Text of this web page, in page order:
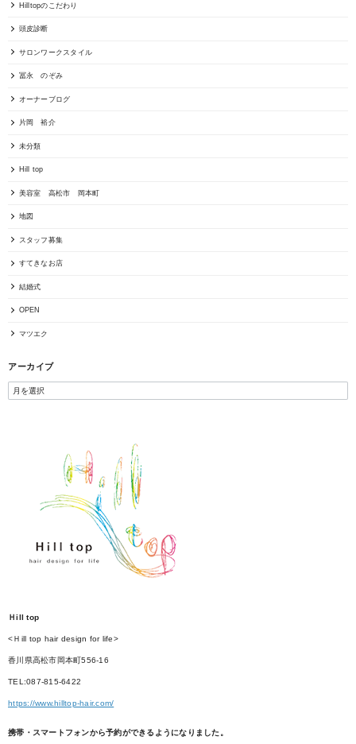
Hilltopのこだわり
頭皮診断
サロンワークスタイル
冨永 のぞみ
オーナーブログ
片岡 裕介
未分類
Hill top
美容室 高松市 岡本町
地図
スタッフ募集
すてきなお店
結婚式
OPEN
マツエク
アーカイブ
Ｈill top
<Ｈill top hair design for life>
香川県高松市岡本町556-16
TEL:087-815-6422
https://www.hilltop-hair.com/
携帯・スマートフォンから予約ができるようになりました。